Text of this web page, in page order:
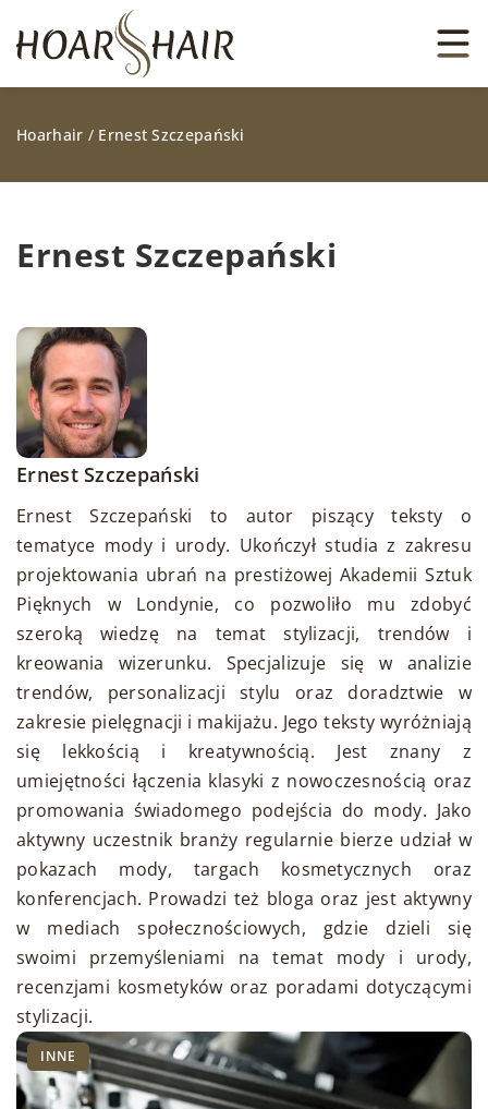
Hoarhair / Ernest Szczepański
Ernest Szczepański
Ernest Szczepański
Ernest Szczepański to autor piszący teksty o
tematyce mody i urody. Ukończył studia z zakresu
projektowania ubrań na prestiżowej Akademii Sztuk
Pięknych w Londynie, co pozwoliło mu zdobyć
szeroką wiedzę na temat stylizacji, trendów i
kreowania wizerunku. Specjalizuje się w analizie
trendów, personalizacji stylu oraz doradztwie w
zakresie pielęgnacji i makijażu. Jego teksty wyróżniają
się lekkością i kreatywnością. Jest znany z
umiejętności łączenia klasyki z nowoczesnością oraz
promowania świadomego podejścia do mody. Jako
aktywny uczestnik branży regularnie bierze udział w
pokazach mody, targach kosmetycznych oraz
konferencjach. Prowadzi też bloga oraz jest aktywny
w mediach społecznościowych, gdzie dzieli się
swoimi przemyśleniami na temat mody i urody,
recenzjami kosmetyków oraz poradami dotyczącymi
stylizacji.
INNE